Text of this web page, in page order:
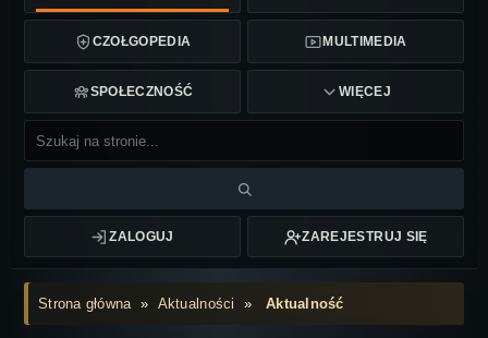
CZOŁGOPEDIA MULTIMEDIA
SPOŁECZNOŚĆ WIĘCEJ
ZALOGUJ ZAREJESTRUJ SIĘ
Strona główna» Aktualności »Aktualność